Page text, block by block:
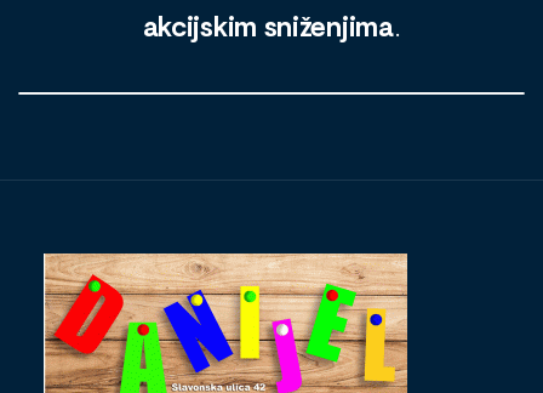
akcijskim sniženjima.